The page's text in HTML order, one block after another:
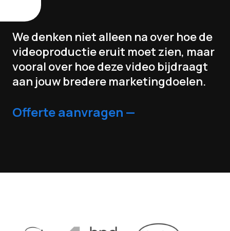
We denken niet alleen na over hoe de
videoproductie eruit moet zien, maar
vooral over hoe deze video bijdraagt
aan jouw bredere marketingdoelen.
Offerte aanvragen —